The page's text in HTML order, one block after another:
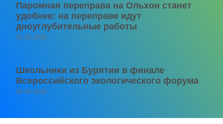
Паромная переправа на Ольхон станет
удобнее: на переправе идут
дноуглубительные работы
06.08.2026
Школьники из Бурятии в финале
Всероссийского экологического форума
06.08.2026